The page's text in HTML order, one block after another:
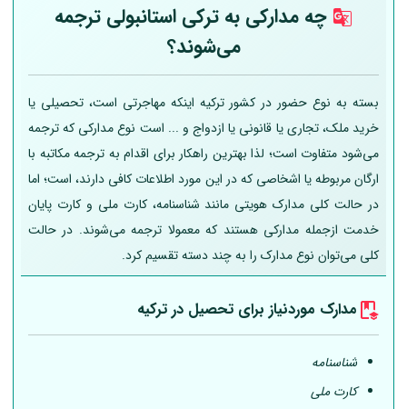
چه مدارکی به ترکی استانبولی ترجمه
می‌شوند؟
بسته به نوع حضور در کشور ترکیه اینکه مهاجرتی است، تحصیلی یا
خرید ملک، تجاری یا قانونی یا ازدواج و ... است نوع مدارکی که ترجمه
می‌شود متفاوت است؛ لذا بهترین راهکار برای اقدام به ترجمه مکاتبه با
ارگان مربوطه یا اشخاصی که در این مورد اطلاعات کافی دارند، است؛ اما
در حالت کلی مدارک هویتی مانند شناسنامه، کارت ملی و کارت پایان
خدمت ازجمله مدارکی هستند که معمولا ترجمه می‌شوند. در حالت
کلی می‌توان نوع مدارک را به چند دسته تقسیم کرد.
مدارک موردنیاز برای تحصیل در ترکیه
شناسنامه
کارت ملی